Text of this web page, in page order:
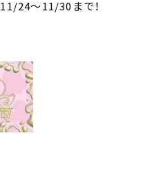
24～11/30まで！